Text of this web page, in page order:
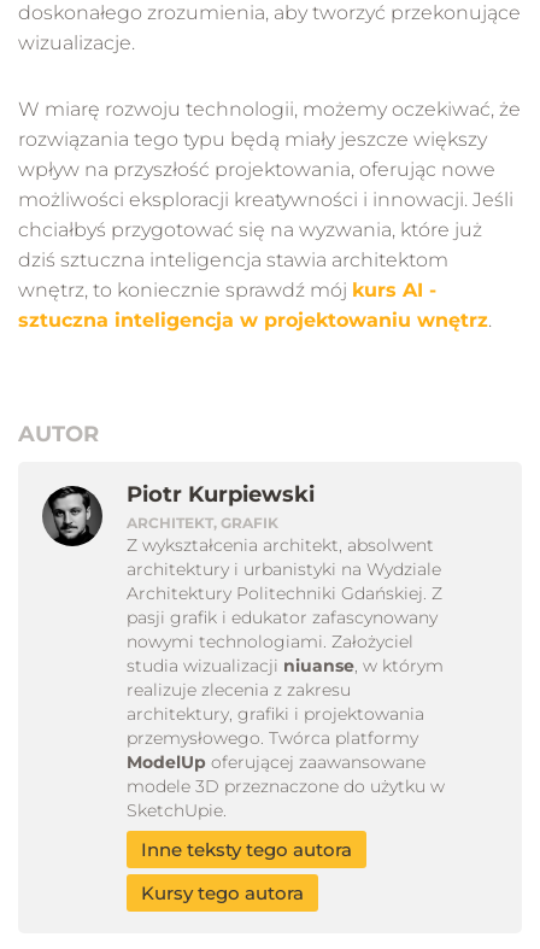
doskonałego zrozumienia, aby tworzyć przekonujące
wizualizacje.
W miarę rozwoju technologii, możemy oczekiwać, że
rozwiązania tego typu będą miały jeszcze większy
wpływ na przyszłość projektowania, oferując nowe
możliwości eksploracji kreatywności i innowacji. Jeśli
chciałbyś przygotować się na wyzwania, które już
dziś sztuczna inteligencja stawia architektom
wnętrz, to koniecznie sprawdź mój kurs AI -
sztuczna inteligencja w projektowaniu wnętrz.
AUTOR
Piotr Kurpiewski
ARCHITEKT, GRAFIK
Z wykształcenia architekt, absolwent
architektury i urbanistyki na Wydziale
Architektury Politechniki Gdańskiej. Z
pasji grafik i edukator zafascynowany
nowymi technologiami. Założyciel
studia wizualizacji niuanse, w którym
realizuje zlecenia z zakresu
architektury, grafiki i projektowania
przemysłowego. Twórca platformy
ModelUp oferującej zaawansowane
modele 3D przeznaczone do użytku w
SketchUpie.
Inne teksty tego autora
Kursy tego autora